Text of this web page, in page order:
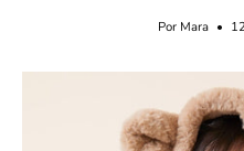
Por Mara